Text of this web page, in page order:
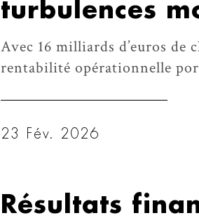
turbulences
Avec 16 milliards d’euros de
rentabilité opérationnelle
23 Fév. 2026
Résultats